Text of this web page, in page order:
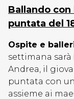
Ballando
puntata del
Ospite e
settimana sarà
Andrea, il
puntata con
assieme ai